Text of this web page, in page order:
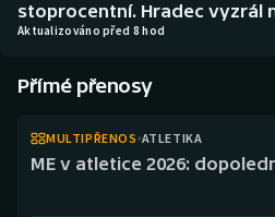
Boby a skeleton
Box
Curling
AZ kvíz
stoprocentní. Hradec vyzrál
Aktualizováno před 8 hod
Přímé přenosy
MULTIPŘENOS ATLETIKA
ME v atletice 2026: